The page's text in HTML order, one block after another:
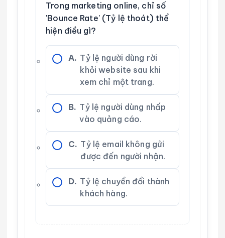
Trong marketing online, chỉ số
'Bounce Rate' (Tỷ lệ thoát) thể
hiện điều gì?
A. Tỷ lệ người dùng rời
khỏi website sau khi
xem chỉ một trang.
B. Tỷ lệ người dùng nhấp
vào quảng cáo.
C. Tỷ lệ email không gửi
được đến người nhận.
D. Tỷ lệ chuyển đổi thành
khách hàng.